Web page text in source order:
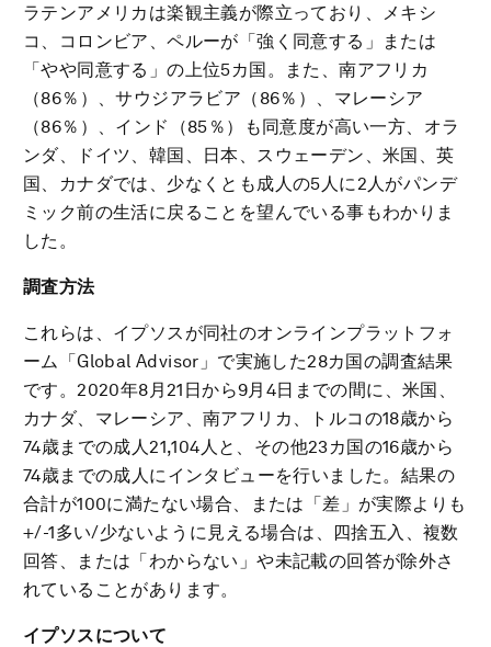
ラテンアメリカは楽観主義が際立っており、メキシ
コ、コロンビア、ペルーが「強く同意する」または
「やや同意する」の上位5カ国。また、南アフリカ
（86％）、サウジアラビア（86％）、マレーシア
（86％）、インド（85％）も同意度が高い一方、オラ
ンダ、ドイツ、韓国、日本、スウェーデン、米国、英
国、カナダでは、少なくとも成人の5人に2人がパンデ
ミック前の生活に戻ることを望んでいる事もわかりま
した。
調査方法
これらは、イプソスが同社のオンラインプラットフォ
ーム「Global Advisor」で実施した28カ国の調査結果
です。2020年8月21日から9月4日までの間に、米国、
カナダ、マレーシア、南アフリカ、トルコの18歳から
74歳までの成人21,104人と、その他23カ国の16歳から
74歳までの成人にインタビューを行いました。結果の
合計が100に満たない場合、または「差」が実際よりも
+/-1多い/少ないように見える場合は、四捨五入、複数
回答、または「わからない」や未記載の回答が除外さ
れていることがあります。
イプソスについて